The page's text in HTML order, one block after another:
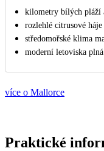
kilometry bílých pláží
rozlehlé citrusové háje
středomořské klima
moderní letoviska
více o Mallorce
Praktické